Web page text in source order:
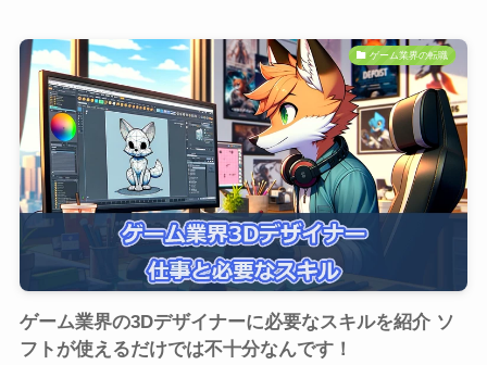
ゲーム業界の転職
ゲーム業界の3Dデザイナーに必要なスキルを紹介 ソ
フトが使えるだけでは不十分なんです！